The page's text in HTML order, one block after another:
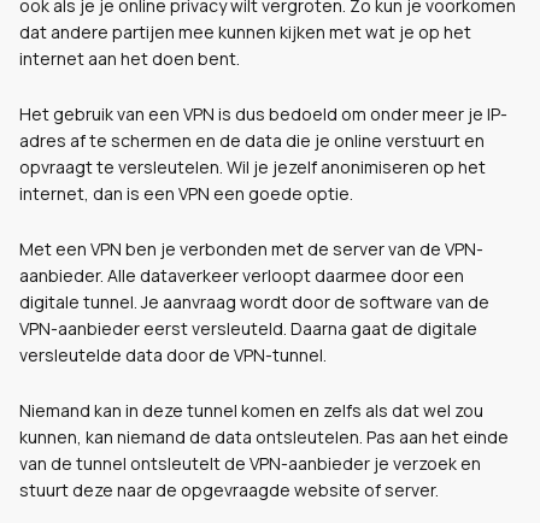
ook als je je online privacy wilt vergroten. Zo kun je voorkomen
dat andere partijen mee kunnen kijken met wat je op het
internet aan het doen bent.
Het gebruik van een VPN is dus bedoeld om onder meer je IP-
adres af te schermen en de data die je online verstuurt en
opvraagt te versleutelen. Wil je jezelf anonimiseren op het
internet, dan is een VPN een goede optie.
Met een VPN ben je verbonden met de server van de VPN-
aanbieder. Alle dataverkeer verloopt daarmee door een
digitale tunnel. Je aanvraag wordt door de software van de
VPN-aanbieder eerst versleuteld. Daarna gaat de digitale
versleutelde data door de VPN-tunnel.
Niemand kan in deze tunnel komen en zelfs als dat wel zou
kunnen, kan niemand de data ontsleutelen. Pas aan het einde
van de tunnel ontsleutelt de VPN-aanbieder je verzoek en
stuurt deze naar de opgevraagde website of server.